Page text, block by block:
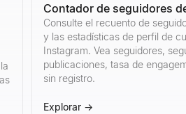
Contador de seguidores
Consulte el recuento de
y las estadísticas de perfil de
Instagram. Vea seguidores,
publicaciones, tasa de
sin registro.
Explorar→